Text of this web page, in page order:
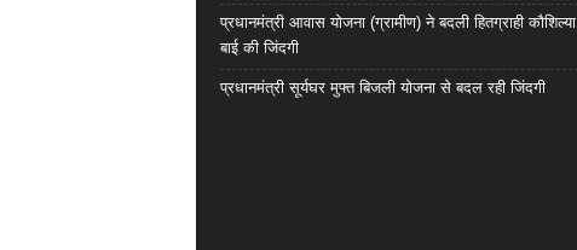
प्रधानमंत्री आवास योजना (ग्रामीण) ने बदली हितग्राही कौशिल्या
बाई की जिंदगी
प्रधानमंत्री सूर्यघर मुफ्त बिजली योजना से बदल रही जिंदगी